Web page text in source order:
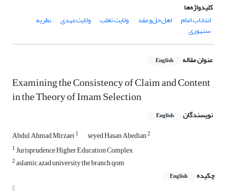
کلیدواژه‌ها
انتخاب امام
اهل‌حل‌وعقد ولایت تغلب ولایت‌عهدی نظریه
سنهوری
عنوان مقاله English
Examining the Consistency of Claim and Content
in the Theory of Imam Selection
نویسندگان English
Abdul Ahmad Mirzaei1 seyed Hasan Abedian2
1Jurisprudence Higher Education Complex
2aslamic azad university the branch qom
چکیده
English